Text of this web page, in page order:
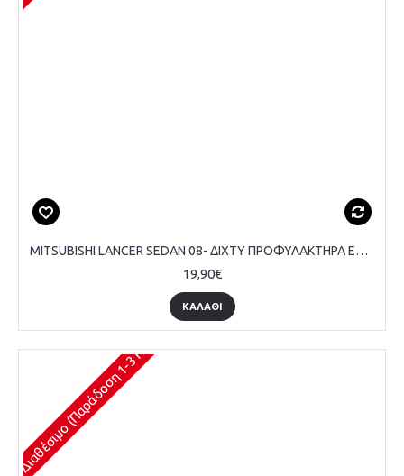
MITSUBISHI LANCER SEDAN 08- ΔΙΧΤΥ ΠΡΟΦΥΛΑΚΤΗΡΑ ΕΜΠΡΟΣ
19,90€
ΚΑΛΆΘΙ
Διαθέσιμο (Παράδοση 1-3 Ημέρες)